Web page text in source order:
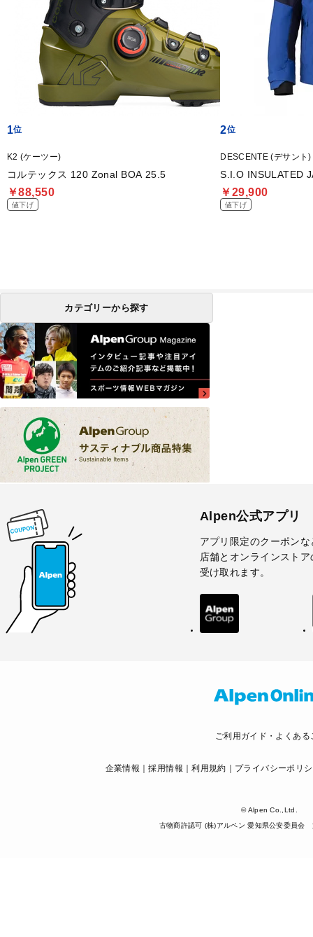
1
K2 (ケーツー)
コルテックス 120 Zonal BOA 25.5
￥88,550
値下げ
2
DESCENTE (デサント)
S.I.O INSULATED
￥29,900
値下げ
カテゴリーから探す
Alpen公式アプリ
アプリ限定のクーポンな
店舗とオンラインスト
受け取れます。
ご利用ガイド・よくある
企業情報 採用情報 利用規約 プライバシーポリ
© Alpen Co.,Ltd.
古物商許認可 (株)アルペン 愛知県公安委員